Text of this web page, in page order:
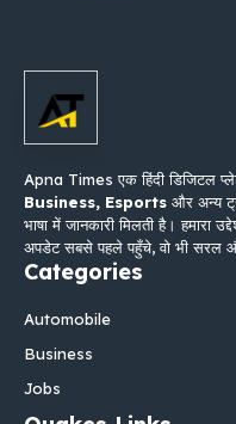
Apna Times एक हिंदी डिजिटल
Business, Esports और अन्य
भाषा में जानकारी मिलती है। हमारा
अपडेट सबसे पहले पहुँचे, वो भी सरल
Categories
Automobile
Business
Jobs